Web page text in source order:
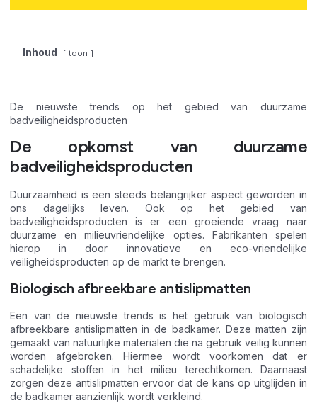
Inhoud toon
De nieuwste trends op het gebied van duurzame
badveiligheidsproducten
De opkomst van duurzame
badveiligheidsproducten
Duurzaamheid is een steeds belangrijker aspect geworden in
ons dagelijks leven. Ook op het gebied van
badveiligheidsproducten is er een groeiende vraag naar
duurzame en milieuvriendelijke opties. Fabrikanten spelen
hierop in door innovatieve en eco-vriendelijke
veiligheidsproducten op de markt te brengen.
Biologisch afbreekbare antislipmatten
Een van de nieuwste trends is het gebruik van biologisch
afbreekbare antislipmatten in de badkamer. Deze matten zijn
gemaakt van natuurlijke materialen die na gebruik veilig kunnen
worden afgebroken. Hiermee wordt voorkomen dat er
schadelijke stoffen in het milieu terechtkomen. Daarnaast
zorgen deze antislipmatten ervoor dat de kans op uitglijden in
de badkamer aanzienlijk wordt verkleind.